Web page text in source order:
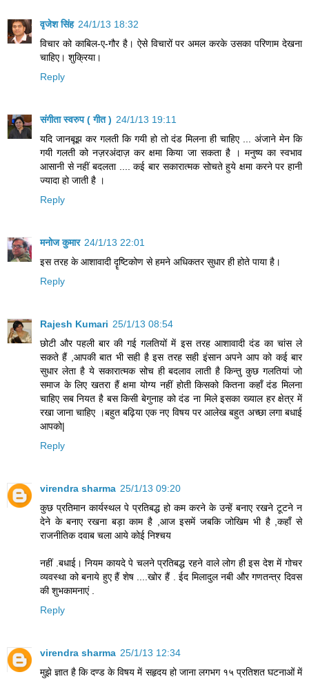
वृजेश सिंह 24/1/13 18:32
विचार को काबिल-ए-गौर है। ऐसे विचारों पर अमल करके उसका परिणाम देखना
चाहिए। शुक्रिया।
Reply
संगीता स्वरुप ( गीत ) 24/1/13 19:11
यदि जानबूझ कर गलती कि गयी हो तो दंड मिलना ही चाहिए ... अंजाने मेन कि
गयी गलती को नज़रअंदाज़ कर क्षमा किया जा सकता है । मनुष्य का स्वभाव
आसानी से नहीं बदलता .... कई बार सकारात्मक सोचते हुये क्षमा करने पर हानी
ज्यादा हो जाती है ।
Reply
मनोज कुमार 24/1/13 22:01
इस तरह के आशावादी दॄष्टिकोण से हमने अधिकतर सुधार ही होते पाया है।
Reply
Rajesh Kumari 25/1/13 08:54
छोटी और पहली बार की गई गलतियों में इस तरह आशावादी दंड का चांस ले
सकते हैं ,आपकी बात भी सही है इस तरह सही इंसान अपने आप को कई बार
सुधार लेता है ये सकारात्मक सोच ही बदलाव लाती है किन्तु कुछ गलतियां जो
समाज के लिए खतरा हैं क्षमा योग्य नहीं होती किसको कितना कहाँ दंड मिलना
चाहिए सब नियत है बस किसी बेगुनाह को दंड ना मिले इसका ख्याल हर क्षेत्र में
रखा जाना चाहिए ।बहुत बढ़िया एक नए विषय पर आलेख बहुत अच्छा लगा बधाई
आपको|
Reply
virendra sharma 25/1/13 09:20
कुछ प्रतिमान कार्यस्थल पे प्रतिबद्ध हो कम करने के उन्हें बनाए रखने टूटने न
देने के बनाए रखना बड़ा काम है ,आज इसमें जबकि जोखिम भी है ,कहाँ से
राजनीतिक दवाब चला आये कोई निश्चय
नहीं .बधाई। नियम कायदे पे चलने प्रतिबद्ध रहने वाले लोग ही इस देश में गोचर
व्यवस्था को बनाये हुए हैं शेष ....खोर हैं . ईद मिलादुल नबी और गणतन्त्र दिवस
की शुभकामनाएं .
Reply
virendra sharma 25/1/13 12:34
मुझे ज्ञात है कि दण्ड के विषय में सहृदय हो जाना लगभग १५ प्रतिशत घटनाओं में